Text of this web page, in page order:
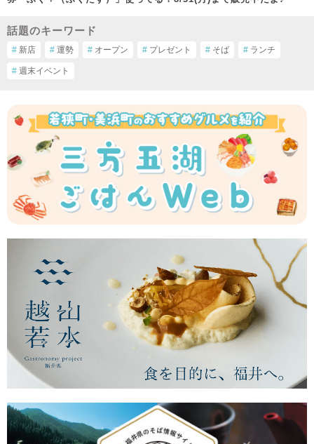
話題のキーワード
# 新店 # 運勢 # オープン # プレゼント # そば # ランチ
# 週末イベント